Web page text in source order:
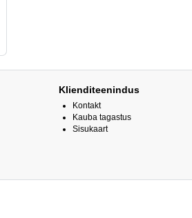
Klienditeenindus
Kontakt
Kauba tagastus
Sisukaart